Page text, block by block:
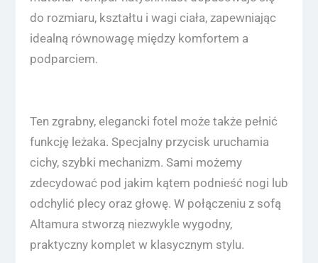
do rozmiaru, kształtu i wagi ciała, zapewniając
idealną równowagę między komfortem a
podparciem.
Ten zgrabny, elegancki fotel może także pełnić
funkcję leżaka. Specjalny przycisk uruchamia
cichy, szybki mechanizm. Sami możemy
zdecydować pod jakim kątem podnieść nogi lub
odchylić plecy oraz głowę. W połączeniu z sofą
Altamura stworzą niezwykle wygodny,
praktyczny komplet w klasycznym stylu.